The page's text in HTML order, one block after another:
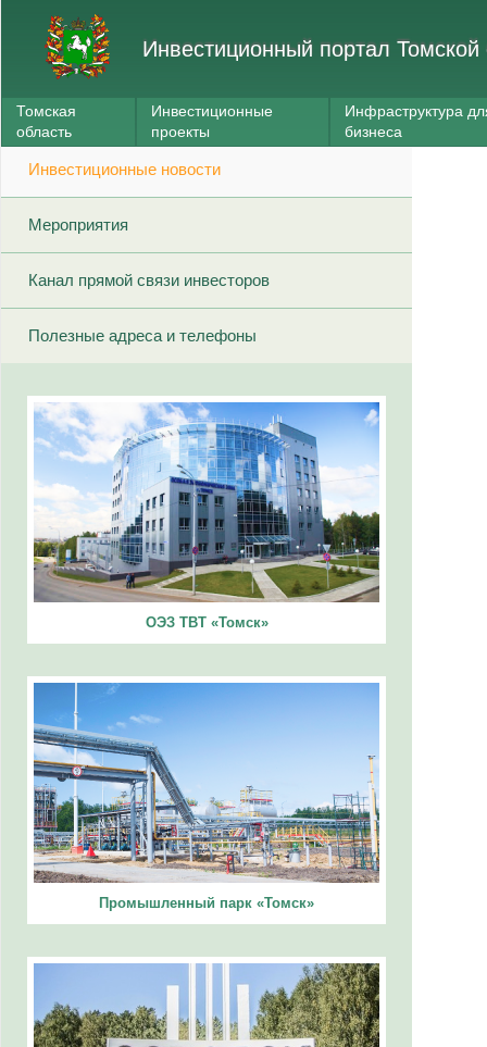
Инвестиционный портал Томской
Томская
область
Инвестиционные
проекты
Инфраструктура
бизнеса
Инвестиционные новости
Мероприятия
Канал прямой связи инвесторов
Полезные адреса и телефоны
ОЭЗ ТВТ «Томск»
Промышленный парк «Томск»